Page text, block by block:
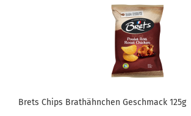
Brets Chips Brathähnchen Geschmack 125g